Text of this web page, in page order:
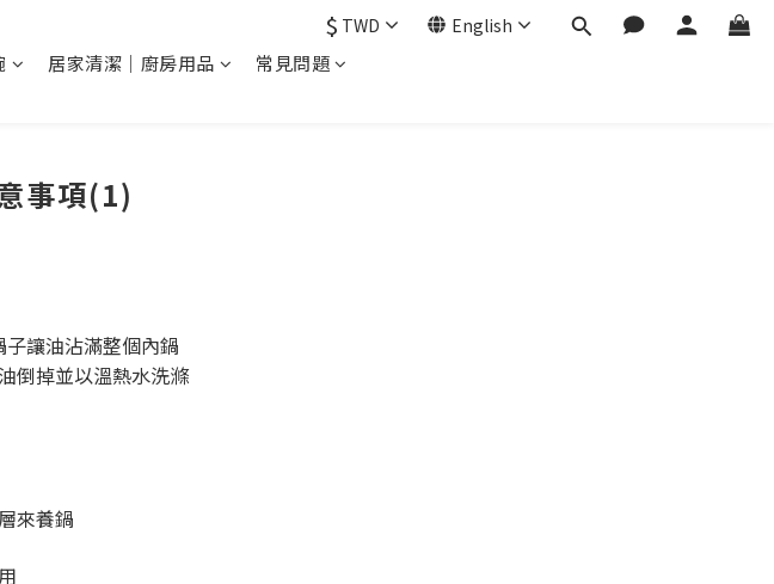
$ TWD English
居家清潔｜廚房用品 常見問題
事項(1)
讓油沾滿整個內鍋
倒掉並以溫熱水洗滌
來養鍋